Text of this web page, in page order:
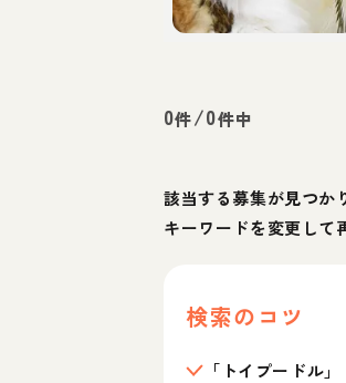
0件/0件中
該当する募集が見つか
キーワードを変更して
検索のコツ
「トイプードル